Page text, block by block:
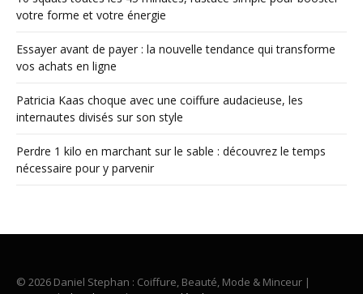
votre forme et votre énergie
Essayer avant de payer : la nouvelle tendance qui transforme
vos achats en ligne
Patricia Kaas choque avec une coiffure audacieuse, les
internautes divisés sur son style
Perdre 1 kilo en marchant sur le sable : découvrez le temps
nécessaire pour y parvenir
© 2026 Daniel Stephan : Coiffure, Beauté, Mode & Minceur |